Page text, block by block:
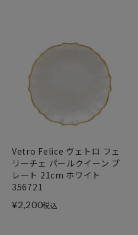
Vetro Felice ヴェトロ フェ
リーチェ パールクイーン プ
レート 21cm ホワイト
356721
¥2,200税込